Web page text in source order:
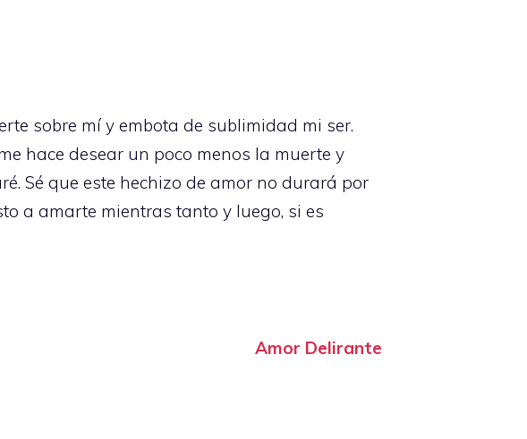
sobre mí y embota de sublimidad mi ser.
hace desear un poco menos la muerte y
Sé que este hechizo de amor no durará por
a amarte mientras tanto y luego, si es
Amor Delirante